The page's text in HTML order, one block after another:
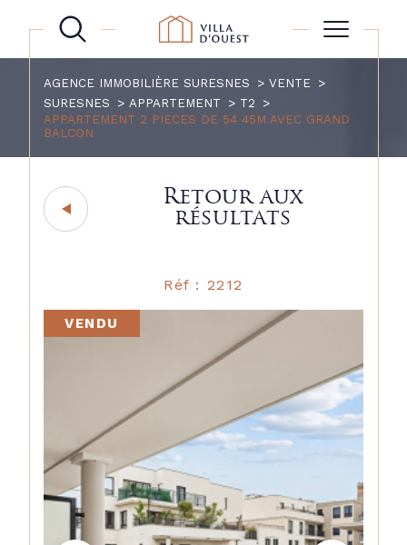
AGENCE IMMOBILIÈRE SURESNES
VENTE
SURESNES
APPARTEMENT
T2
APPARTEMENT 2 PIECES DE 54 45M AVEC GRAND
BALCON
Retour aux
résultats
Réf : 2212
VENDU